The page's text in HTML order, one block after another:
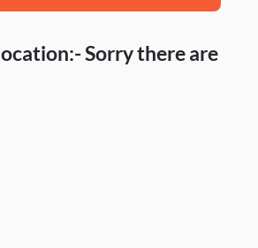
Sorry there are